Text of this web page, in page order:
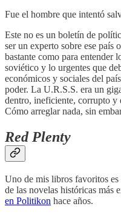
Fue el hombre que intentó
Este no es un boletín de
ser un experto sobre ese
bastante como para entender
soviético y lo urgentes que
económicos y sociales del
poder. La U.R.S.S. era un
dentro, ineficiente, corrupto y
Cómo arreglar nada, sin
Red Plenty
Uno de mis libros favoritos es
de las novelas históricas más
en Politikon hace años.